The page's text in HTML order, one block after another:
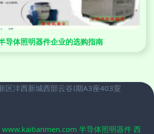
导体照明器件企业的选购指南
区沣西新城西部云谷I期A3座403室
www.kaitianmen.com 半导体照明器件 西